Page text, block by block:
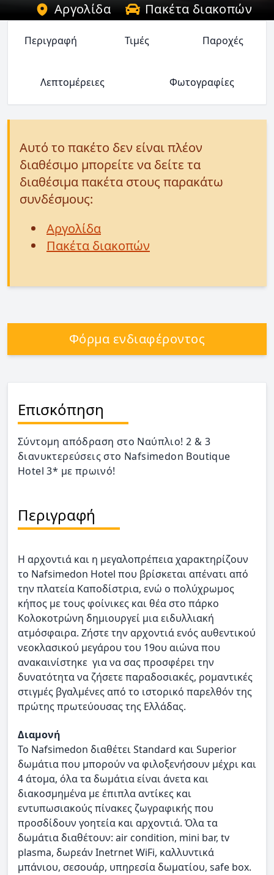
Αργολίδα Πακέτα διακοπών
Περιγραφή Τιμές Παροχές
Λεπτομέρειες Φωτογραφίες
Αυτό το πακέτο δεν είναι πλέον
διαθέσιμο μπορείτε να δείτε τα
διαθέσιμα πακέτα στους παρακάτω
συνδέσμους:
Αργολίδα
Πακέτα διακοπών
Φόρμα ενδιαφέροντος
Επισκόπηση
Σύντομη απόδραση στο Ναύπλιο! 2 & 3
διανυκτερεύσεις στο Nafsimedon Boutique
Hotel 3* με πρωινό!
Περιγραφή
Η αρχοντιά και η μεγαλοπρέπεια χαρακτηρίζουν
το Nafsimedon Hotel που βρίσκεται απένατι από
την πλατεία Καποδίστρια, ενώ ο πολύχρωμος
κήπος με τους φοίνικες και θέα στο πάρκο
Κολοκοτρώνη δημιουργεί μια ειδυλλιακή
ατμόσφαιρα. Ζήστε την αρχοντιά ενός αυθεντικού
νεοκλασικού μεγάρου του 19ου αιώνα που
ανακαινίστηκε για να σας προσφέρει την
δυνατότητα να ζήσετε παραδοσιακές, ρομαντικές
στιγμές βγαλμένες από το ιστορικό παρελθόν της
πρώτης πρωτεύουσας της Ελλάδας.
Διαμονή
To Nafsimedon διαθέτει Standard και Superior
δωμάτια που μπορούν να φιλοξενήσουν μέχρι και
4 άτομα, όλα τα δωμάτια είναι άνετα και
διακοσμημένα με έπιπλα αντίκες και
εντυπωσιακούς πίνακες ζωγραφικής που
προσδίδουν γοητεία και αρχοντιά. Όλα τα
δωμάτια διαθέτουν: air condition, mini bar, tv
plasma, δωρεάν Inetrnet WiFi, καλλυντικά
μπάνιου, σεσουάρ, υπηρεσία δωματίου, safe box.